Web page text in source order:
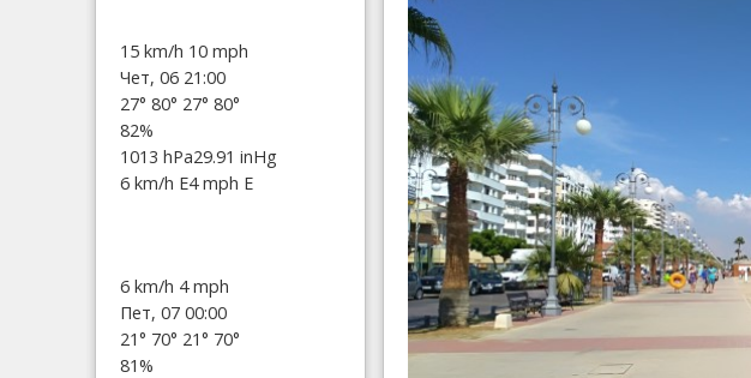
15 km/h 10 mph
Чет, 06 21:00
27° 80° 27° 80°
82%
1013 hPa29.91 inHg
6 km/h E4 mph E
6 km/h 4 mph
Пет, 07 00:00
21° 70° 21° 70°
81%